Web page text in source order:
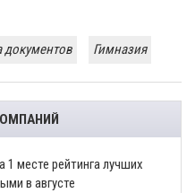
документов Гимназия
1 месте рейтинга лучших
в августе